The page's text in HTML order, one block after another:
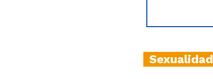
Sexualidad